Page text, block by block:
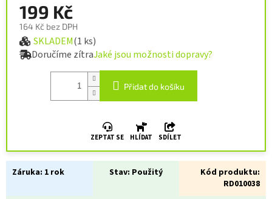
199 Kč
164 Kč bez DPH
Měrná cena:
SKLADEM(1 ks)
Doručíme zítraJaké jsou možnosti dopravy?
Přidat do košíku
ZEPTAT SE HLÍDAT SDÍLET
Záruka: 1 rok Stav: Použitý
Kód produktu:
RD010038